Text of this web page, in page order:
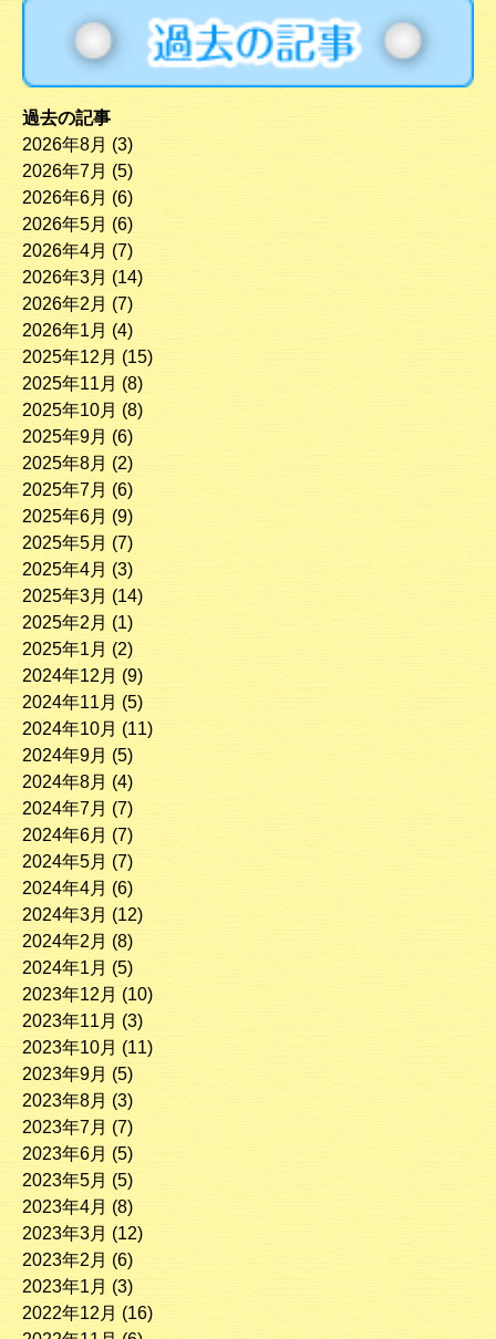
過去の記事
2026年8月 (3)
2026年7月 (5)
2026年6月 (6)
2026年5月 (6)
2026年4月 (7)
2026年3月 (14)
2026年2月 (7)
2026年1月 (4)
2025年12月 (15)
2025年11月 (8)
2025年10月 (8)
2025年9月 (6)
2025年8月 (2)
2025年7月 (6)
2025年6月 (9)
2025年5月 (7)
2025年4月 (3)
2025年3月 (14)
2025年2月 (1)
2025年1月 (2)
2024年12月 (9)
2024年11月 (5)
2024年10月 (11)
2024年9月 (5)
2024年8月 (4)
2024年7月 (7)
2024年6月 (7)
2024年5月 (7)
2024年4月 (6)
2024年3月 (12)
2024年2月 (8)
2024年1月 (5)
2023年12月 (10)
2023年11月 (3)
2023年10月 (11)
2023年9月 (5)
2023年8月 (3)
2023年7月 (7)
2023年6月 (5)
2023年5月 (5)
2023年4月 (8)
2023年3月 (12)
2023年2月 (6)
2023年1月 (3)
2022年12月 (16)